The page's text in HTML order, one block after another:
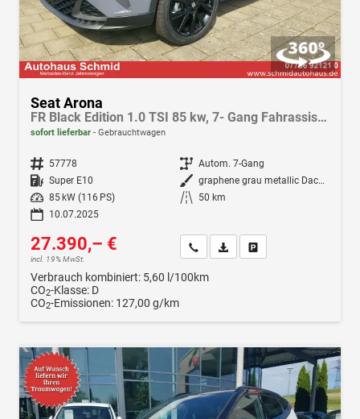
Seat Arona
FR Black Edition 1.0 TSI 85 kw, 7- Gang Fahrassis.-Paket, Winterpak., Klima, Navi, LED, Android Auto, Apple CarPlay
sofort lieferbar Gebrauchtwagen
Fahrzeugnr. 57778 Getriebe Autom. 7-Gang
Kraftstoff Super E10 Außenfarbe
graphene grau metallic Dach schwarz
Leistung
85 kW (116 PS) Kilometerstand
50 km
10.07.2025
27.390,– €
incl. 19% MwSt.
Wir rufen Sie anFahrzeugexposé (PDF)
Verbrauch kombiniert: 5,60 l/100km
CO2-Klasse: D
CO2-Emissionen: 127,00 g/km